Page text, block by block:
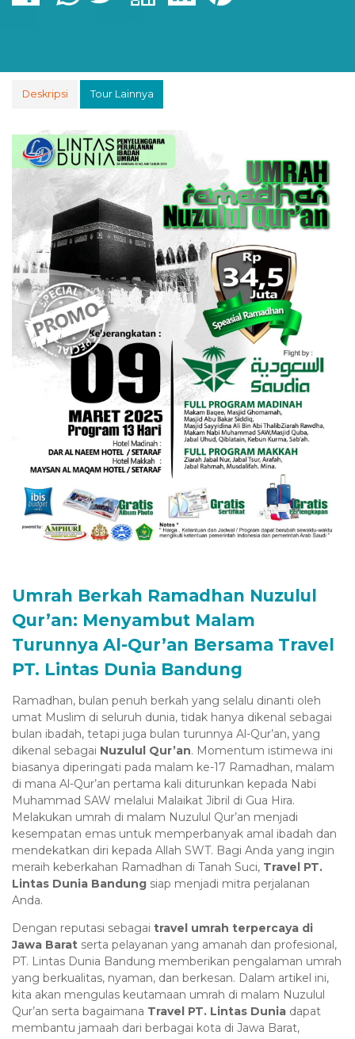
Deskripsi Tour Lainnya
Umrah Berkah Ramadhan Nuzulul
Qur’an: Menyambut Malam
Turunnya Al-Qur’an Bersama Travel
PT. Lintas Dunia Bandung
Ramadhan, bulan penuh berkah yang selalu dinanti oleh
umat Muslim di seluruh dunia, tidak hanya dikenal sebagai
bulan ibadah, tetapi juga bulan turunnya Al-Qur’an, yang
dikenal sebagai Nuzulul Qur’an. Momentum istimewa ini
biasanya diperingati pada malam ke-17 Ramadhan, malam
di mana Al-Qur’an pertama kali diturunkan kepada Nabi
Muhammad SAW melalui Malaikat Jibril di Gua Hira.
Melakukan umrah di malam Nuzulul Qur’an menjadi
kesempatan emas untuk memperbanyak amal ibadah dan
mendekatkan diri kepada Allah SWT. Bagi Anda yang ingin
meraih keberkahan Ramadhan di Tanah Suci, Travel PT.
Lintas Dunia Bandung siap menjadi mitra perjalanan
Anda.
Dengan reputasi sebagai travel umrah terpercaya di
Jawa Barat serta pelayanan yang amanah dan profesional,
PT. Lintas Dunia Bandung memberikan pengalaman umrah
yang berkualitas, nyaman, dan berkesan. Dalam artikel ini,
kita akan mengulas keutamaan umrah di malam Nuzulul
Qur’an serta bagaimana Travel PT. Lintas Dunia dapat
membantu jamaah dari berbagai kota di Jawa Barat,